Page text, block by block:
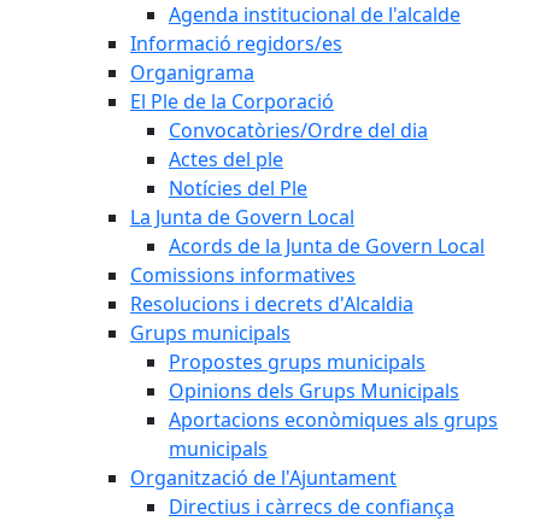
Agenda institucional de l'alcalde
Informació regidors/es
Organigrama
El Ple de la Corporació
Convocatòries/Ordre del dia
Actes del ple
Notícies del Ple
La Junta de Govern Local
Acords de la Junta de Govern Local
Comissions informatives
Resolucions i decrets d'Alcaldia
Grups municipals
Propostes grups municipals
Opinions dels Grups Municipals
Aportacions econòmiques als grups
municipals
Organització de l'Ajuntament
Directius i càrrecs de confiança